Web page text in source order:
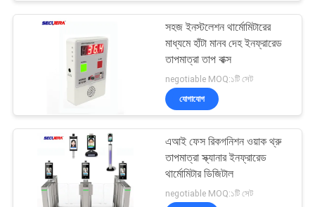
সহজ ইনস্টলেশন থার্মোমিটারের
মাধ্যমে হাঁটা মানব দেহ ইনফ্রারেড
তাপমাত্রা তাপ বাক্স
negotiable MOQ:১টি সেট
যোগাযোগ
এআই ফেস রিকগনিশন ওয়াক থ্রু
তাপমাত্রা স্ক্যানার ইনফ্রারেড
থার্মোমিটার ডিজিটাল
negotiable MOQ:১টি সেট